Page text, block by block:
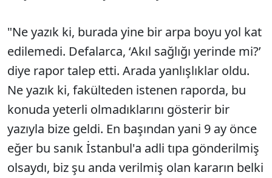
"Ne yazık ki, burada yine bir arpa boyu yol kat
edilemedi. Defalarca, ‘Akıl sağlığı yerinde mi?’
diye rapor talep etti. Arada yanlışlıklar oldu.
Ne yazık ki, fakülteden istenen raporda, bu
konuda yeterli olmadıklarını gösterir bir
yazıyla bize geldi. En başından yani 9 ay önce
eğer bu sanık İstanbul'a adli tıpa gönderilmiş
olsaydı, biz şu anda verilmiş olan kararın belki